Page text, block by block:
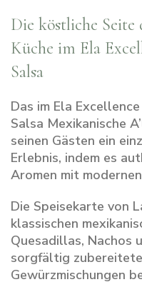
Die köstliche Seite
Küche im Ela
Salsa
Das im Ela
Salsa Mexikanische
seinen Gästen ein
Erlebnis, indem es
Aromen mit
Die Speisekarte von
klassischen
Quesadillas, Nachos
sorgfältig
Gewürzmischungen